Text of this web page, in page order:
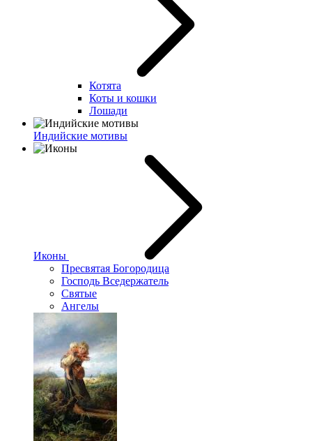
Котята
Коты и кошки
Лошади
Индийские мотивы
Иконы
Пресвятая Богородица
Господь Вседержатель
Святые
Ангелы